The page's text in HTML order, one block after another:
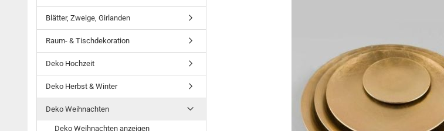
Blätter, Zweige, Girlanden
Raum- & Tischdekoration
Deko Hochzeit
Deko Herbst & Winter
Deko Weihnachten
Deko Weihnachten anzeigen